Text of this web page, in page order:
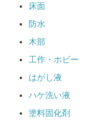
床面
防水
木部
工作・ホビー
はがし液
ハケ洗い液
塗料固化剤